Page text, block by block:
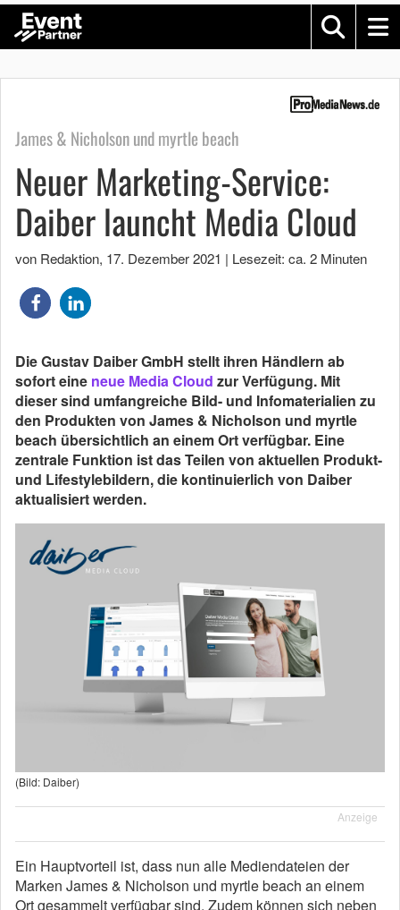
James & Nicholson und myrtle beach
Neuer Marketing-Service:
Daiber launcht Media Cloud
von Redaktion, 17. Dezember 2021 | Lesezeit: ca. 2 Minuten
Die Gustav Daiber GmbH stellt ihren Händlern ab
sofort eine neue Media Cloud zur Verfügung. Mit
dieser sind umfangreiche Bild- und Infomaterialien zu
den Produkten von James & Nicholson und myrtle
beach übersichtlich an einem Ort verfügbar. Eine
zentrale Funktion ist das Teilen von aktuellen Produkt-
und Lifestylebildern, die kontinuierlich von Daiber
aktualisiert werden.
(Bild: Daiber)
Anzeige
Ein Hauptvorteil ist, dass nun alle Mediendateien der
Marken James & Nicholson und myrtle beach an einem
Ort gesammelt verfügbar sind. Zudem können sich neben